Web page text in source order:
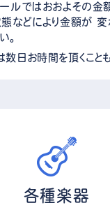
ールではおおよその金
態などにより金額が 変
。
日お時間を頂くこと
各種楽器